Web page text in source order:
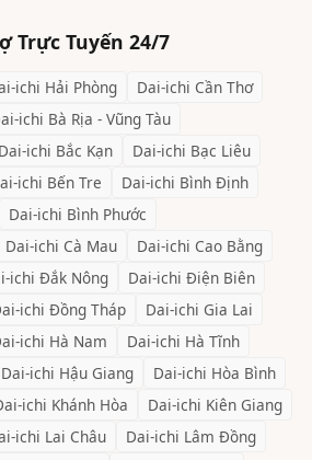
Trực Tuyến 24/7
ichi Hải Phòng Dai-ichi Cần Thơ
ichi Bà Rịa - Vũng Tàu
Dai-ichi Bắc Kạn Dai-ichi Bạc Liêu
ichi Bến Tre Dai-ichi Bình Định
Dai-ichi Bình Phước
Dai-ichi Cà Mau Dai-ichi Cao Bằng
ichi Đắk Nông Dai-ichi Điện Biên
ichi Đồng Tháp Dai-ichi Gia Lai
ichi Hà Nam Dai-ichi Hà Tĩnh
Dai-ichi Hậu Giang Dai-ichi Hòa Bình
ichi Khánh Hòa Dai-ichi Kiên Giang
ichi Lai Châu Dai-ichi Lâm Đồng